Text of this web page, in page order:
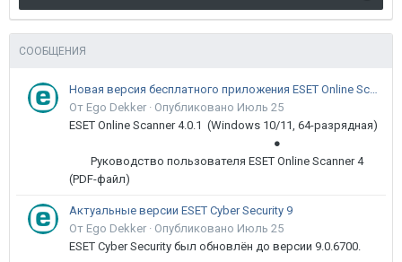
СООБЩЕНИЯ
Новая версия бесплатного приложения ESET Online Scanner доступна пользователям
От Ego Dekker · Опубликовано Июль 25
ESET Online Scanner 4.0.1 (Windows 10/11, 64-разрядная)
●
Руководство пользователя ESET Online Scanner 4
(PDF-файл)
Актуальные версии ESET Cyber Security 9
От Ego Dekker · Опубликовано Июль 25
ESET Cyber Security был обновлён до версии 9.0.6700.